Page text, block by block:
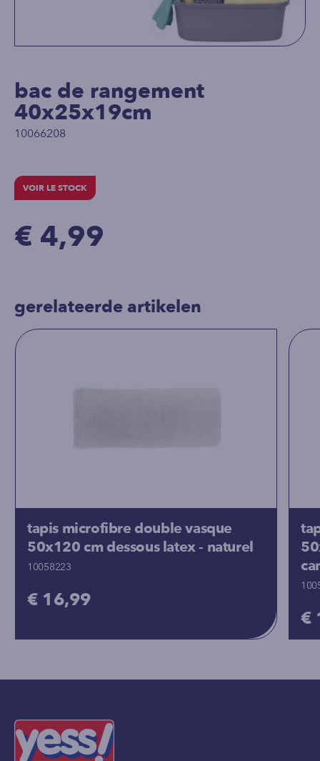
bac de rangement
40x25x19cm
10066208
VOIR LE STOCK
€ 4,99
gerelateerde artikelen
tapis microfibre double vasque
50x120 cm dessous latex - naturel
10058223
€ 16,99
€